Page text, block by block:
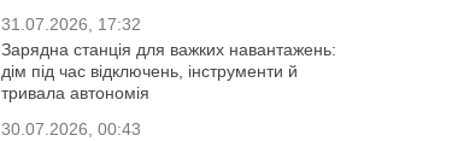
31.07.2026, 17:32
Зарядна станція для важких навантажень:
дім під час відключень, інструменти й
тривала автономія
30.07.2026, 00:43